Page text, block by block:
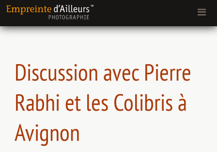
Discussion avec Pierre
Rabhi et les Colibris à
Avignon